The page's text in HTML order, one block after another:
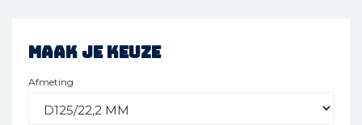
Maak je keuze
Afmeting